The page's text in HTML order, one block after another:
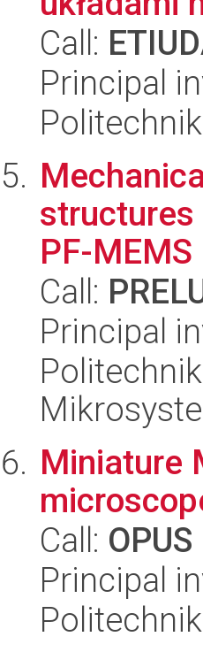
Call:
Principal
PF-MEMS
Call:
Principal
Miniature
Call: OPUS
Principal